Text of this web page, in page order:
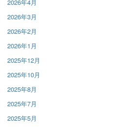
2026年4月
2026年3月
2026年2月
2026年1月
2025年12月
2025年10月
2025年8月
2025年7月
2025年5月